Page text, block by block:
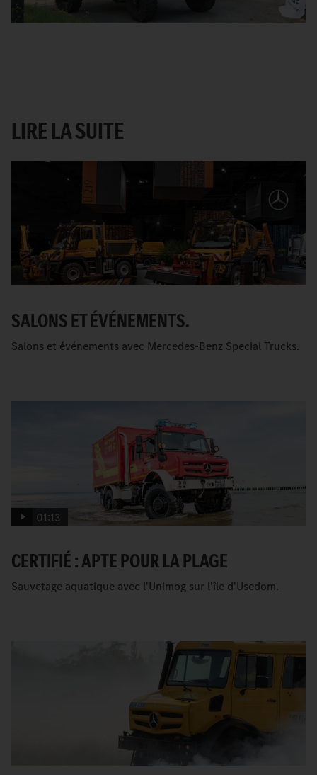
LIRE LA SUITE
SALONS ET ÉVÉNEMENTS.
Salons et événements avec Mercedes-Benz Special Trucks.
01:13
CERTIFIÉ : APTE POUR LA PLAGE
Sauvetage aquatique avec l'Unimog sur l'île d'Usedom.